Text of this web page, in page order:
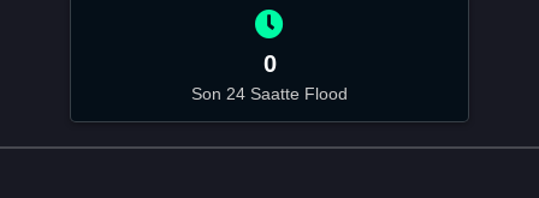
0
Son 24 Saatte Flood